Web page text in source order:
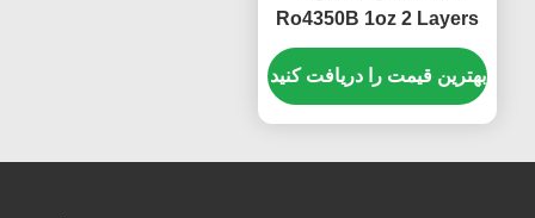
Ro4350B 1oz 2 Layers
No Silkscreen Green
Solder Mask
بهترین قیمت را دریافت کنید